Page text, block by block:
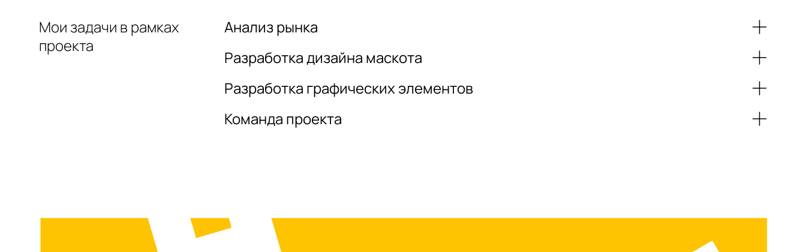
Мои задачи в рамках
проекта
Анализ рынка
Разработка дизайна маскота
Разработка графических элементов
Команда проекта